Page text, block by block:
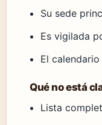
Su sede
Es vigilada
El
Qué no está
Lista